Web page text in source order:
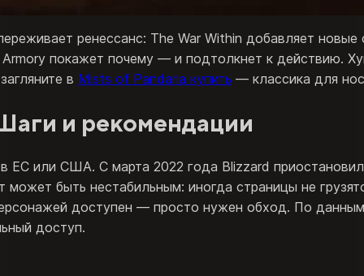
ренессанс: The War Within добавляет
покажет почему — и подтолкнет к действию.
в Mists of Pandaria купить — классика для
и рекомендации
ЕС или США. С марта 2022 года Blizzard
быть нестабильным: иногда страницы не
доступен — просто нужен обход. По
доступ.